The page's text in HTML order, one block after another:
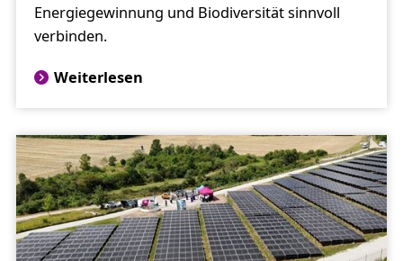
Energiegewinnung und Biodiversität sinnvoll
verbinden.
Weiterlesen